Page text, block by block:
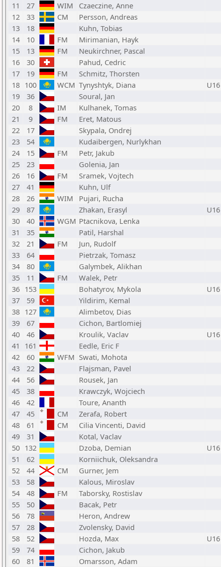
11
27 WIM
Czaeczine, Anne
12
33 CM
Persson, Andreas
13
18
Kuhn, Tobias
14
10 FM
Mirimanian, Hayk
15
13 FM
Neukirchner, Pascal
16
30
Pahud, Cedric
17
19 FM
Schmitz, Thorsten
18 100 WCM Tynyshtyk, Diana
U16
19
36
Soural, Jan
20
8 IM
Kulhanek, Tomas
21
9 FM
Eret, Matous
22
17
Skypala, Ondrej
23
54
Kudaibergen, Nurlykhan
24
15 FM
Petr, Jakub
25
23
Golenia, Jan
26
16 FM
Sramek, Vojtech
27
41
Kuhn, Ulf
28
26 WIM
Pujari, Rucha
29
87 Zhakan, Erasyl
U16
30
40 WGM Ptacnikova, Lenka
31
35
Patil, Harshal
32
21 FM
Jun, Rudolf
33
64
Pietrzak, Tomasz
34
80
Galymbek, Alikhan
35
11 FM
Walek, Petr
36 153 Bohatyrov, Mykola
U16
37
59
Yildirim, Kemal
38 127
Alimbetov, Dias
39
67
Cichon, Bartlomiej
40
46 Kroulik, Vaclav
U16
41
161
Eedle, Eric F
42
60 WFM Swati, Mohota
43
22
Flajsman, Pavel
44
56
Rousek, Jan
45
38
Krawczyk, Wojciech
46
42
Toure, Ananth
47
45 CM
Zerafa, Robert
48
61 CM
Cilia Vincenti, David
49
31
Kotal, Vaclav
50 132 Dzoba, Demian
U16
51
62
Korniichuk, Oleksandra
52
44 CM
Gurner, Jem
53
58
Kalous, Miroslav
54
48 FM
Taborsky, Rostislav
55
50
Bacak, Petr
56
78
Heron, Andrew
57
28
Zvolensky, David
58
52 Hozda, Max
U16
59
74
Cichon, Jakub
60
81
Omarsson, Adam